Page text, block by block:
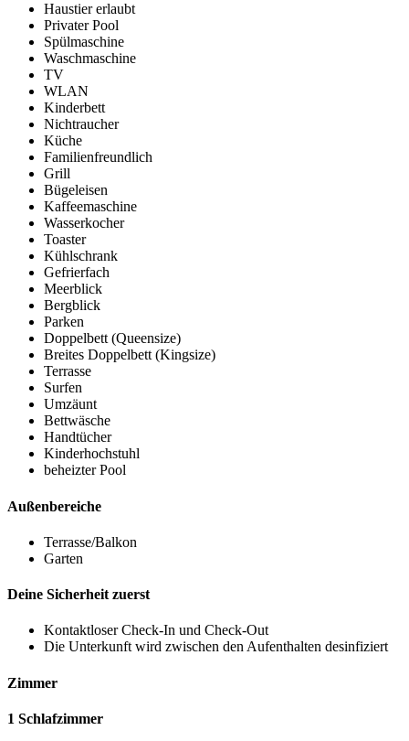
Haustier erlaubt
Privater Pool
Spülmaschine
Waschmaschine
TV
WLAN
Kinderbett
Nichtraucher
Küche
Familienfreundlich
Grill
Bügeleisen
Kaffeemaschine
Wasserkocher
Toaster
Kühlschrank
Gefrierfach
Meerblick
Bergblick
Parken
Doppelbett (Queensize)
Breites Doppelbett (Kingsize)
Terrasse
Surfen
Umzäunt
Bettwäsche
Handtücher
Kinderhochstuhl
beheizter Pool
Außenbereiche
Terrasse/Balkon
Garten
Deine Sicherheit zuerst
Kontaktloser Check-In und Check-Out
Die Unterkunft wird zwischen den Aufenthalten desinfiziert
Zimmer
1 Schlafzimmer